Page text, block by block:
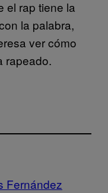
el rap tiene la
la palabra,
ver cómo
rapeado.
Fernández